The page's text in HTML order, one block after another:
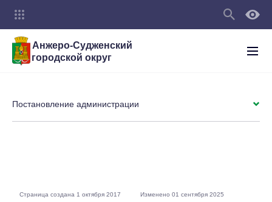
Анжеро-Судженский
городской округ
Постановление администрации
Страница создана 1 октября 2017 Изменено 01 сентября 2025